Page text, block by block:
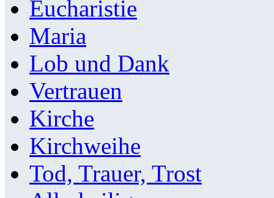
Eucharistie
Maria
Lob und Dank
Vertrauen
Kirche
Kirchweihe
Tod, Trauer, Trost